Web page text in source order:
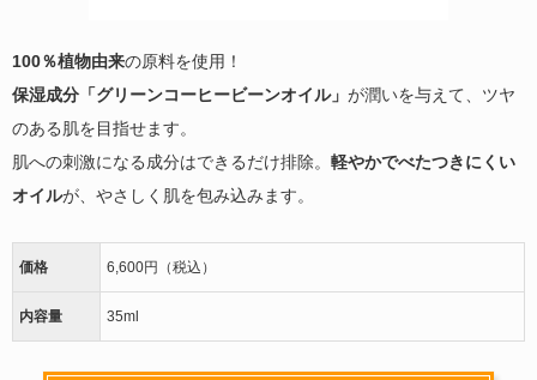
100％植物由来の原料を使用！
保湿成分「グリーンコーヒービーンオイル」 が潤いを与えて、ツヤ
のある肌を目指せます。
肌への刺激になる成分はできるだけ排除。 軽やかでべたつきにくい
オイルが、やさしく肌を包み込みます。
価格 6,600円（税込）
内容量 35ml